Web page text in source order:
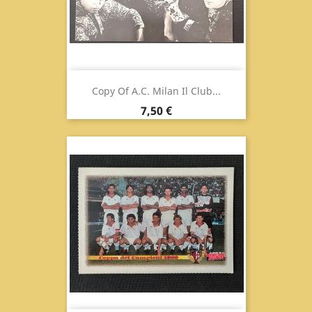
Copy Of A.C. Milan Il Club...
Prix
7,50 €